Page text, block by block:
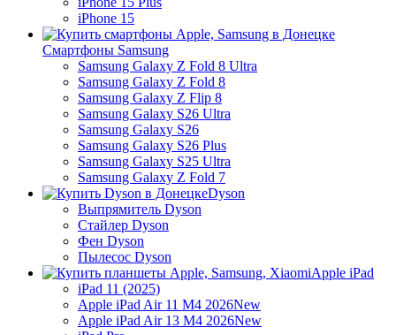
iPhone 15
Смартфоны Samsung
Samsung Galaxy Z Fold 8 Ultra
Samsung Galaxy Z Fold 8
Samsung Galaxy Z Flip 8
Samsung Galaxy S26 Ultra
Samsung Galaxy S26
Samsung Galaxy S26 Plus
Samsung Galaxy S25 Ultra
Samsung Galaxy Z Fold 7
Dyson
Выпрямитель Dyson
Стайлер Dyson
Фен Dyson
Пылесос Dyson
Apple iPad
iPad 11 (2025)
Apple iPad Air 11 M4 2026New
Apple iPad Air 13 M4 2026New